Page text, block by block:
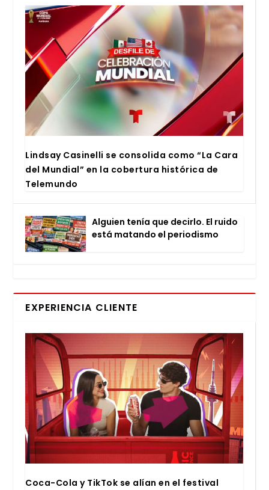
Lind­say Casi­ne­lli se con­so­li­da como “La Cara
del Mun­dial” en la cober­tu­ra his­tó­ri­ca de
Tele­mun­do
Alguien tenía que decir­lo. El rui­do
está matan­do el perio­dis­mo
EXPERIENCIA CLIENTE
Coca-Cola y Tik­Tok se alían en el fes­ti­val